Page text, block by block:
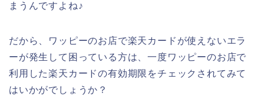
まうんですよね♪
だから、ワッピーのお店で楽天カードが使えないエラ
ーが発生して困っている方は、一度ワッピーのお店で
利用した楽天カードの有効期限をチェックされてみて
はいかがでしょうか？